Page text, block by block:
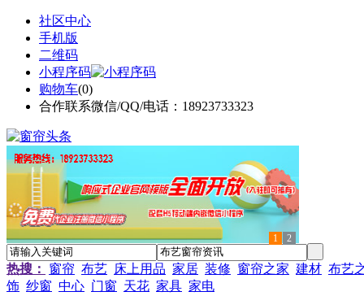
社区中心
手机版
二维码
小程序码
购物车(0)
合作联系微信/QQ/电话：18923733323
1 2
热搜： 窗帘 布艺 床上用品 家居 装修 窗帘之家 建材 布艺
饰 纱窗 中心 门窗 天花 家具 家电